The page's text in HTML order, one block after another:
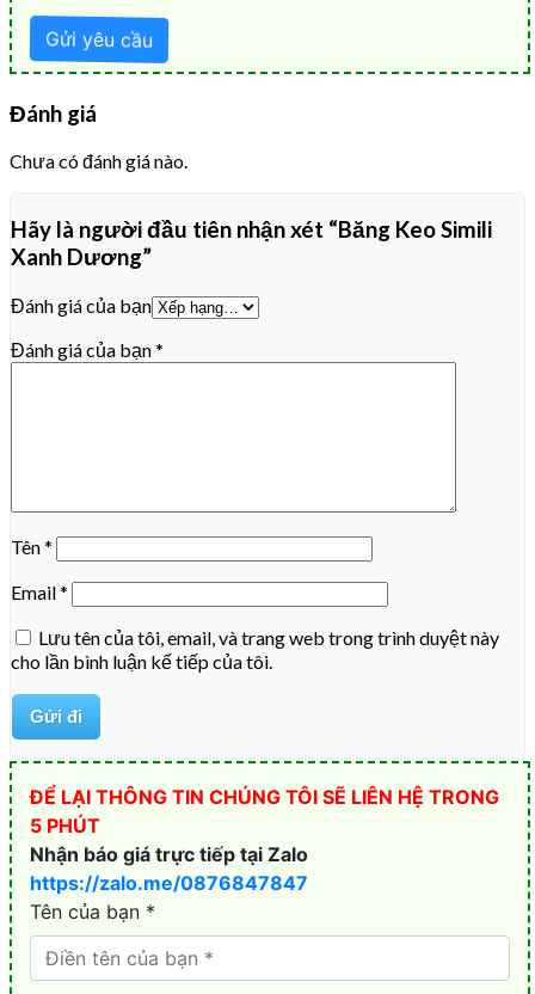
Đánh giá
Chưa có đánh giá nào.
Hãy là người đầu tiên nhận xét “Băng Keo Simili
Xanh Dương”
Đánh giá của bạn
Đánh giá của bạn*
Tên*
Email*
Lưu tên của tôi, email, và trang web trong trình duyệt này
cho lần bình luận kế tiếp của tôi.